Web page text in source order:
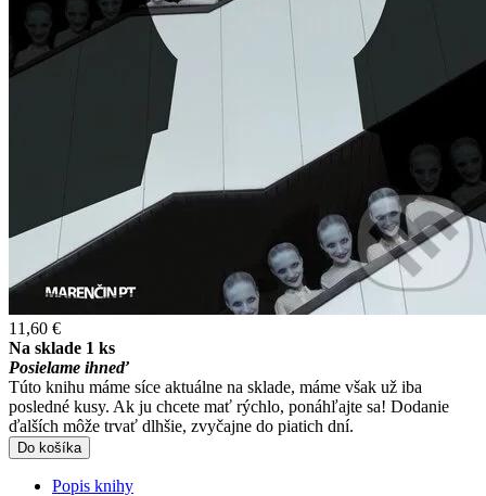
11,60 €
Na sklade 1 ks
Posielame ihneď
Túto knihu máme síce aktuálne na sklade, máme však už iba
posledné kusy. Ak ju chcete mať rýchlo, ponáhľajte sa! Dodanie
ďalších môže trvať dlhšie, zvyčajne do piatich dní.
Do košíka
Popis knihy